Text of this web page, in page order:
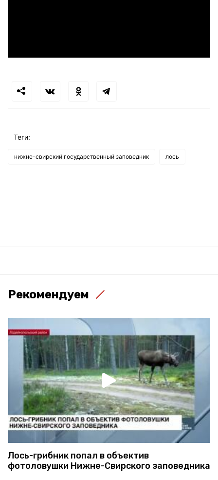
Теги:
нижне-свирский государственный заповедник лось
Рекомендуем
Лось-грибник попал в объектив
фотоловушки Нижне-Свирского заповедника